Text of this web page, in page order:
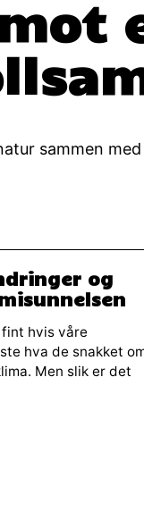
sammen
og
hvis våre
hva de snakket
Men slik er det